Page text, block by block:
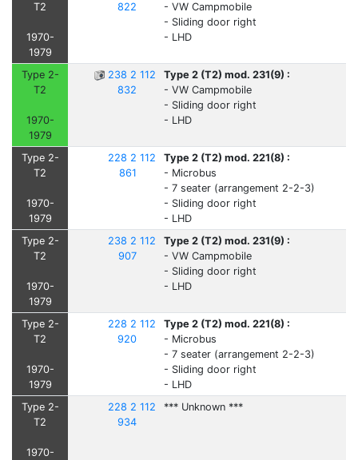
T2
1970-
1979
822
- VW Campmobile
- Sliding door right
- LHD
Type 2-
T2
1970-
1979
238 2 112
832
Type 2 (T2) mod. 231(9) :
- VW Campmobile
- Sliding door right
- LHD
Type 2-
T2
1970-
1979
228 2 112
861
Type 2 (T2) mod. 221(8) :
- Microbus
- 7 seater (arrangement 2-2-3)
- Sliding door right
- LHD
Type 2-
T2
1970-
1979
238 2 112
907
Type 2 (T2) mod. 231(9) :
- VW Campmobile
- Sliding door right
- LHD
Type 2-
T2
1970-
1979
228 2 112
920
Type 2 (T2) mod. 221(8) :
- Microbus
- 7 seater (arrangement 2-2-3)
- Sliding door right
- LHD
Type 2-
T2
1970-
228 2 112
934
*** Unknown ***